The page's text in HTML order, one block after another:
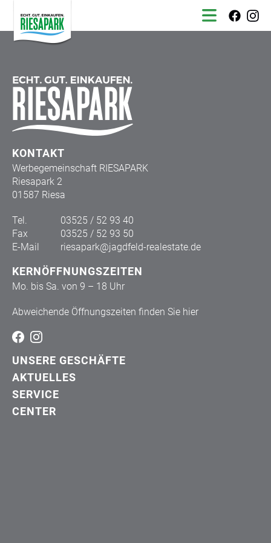
KONTAKT
Werbegemeinschaft RIESAPARK
Riesapark 2
01587 Riesa
Tel.
03525 / 52 93 40
Fax
03525 / 52 93 50
E-Mail
riesapark@jagdfeld-realestate.de
KERNÖFFNUNGSZEITEN
Mo. bis Sa. von 9 – 18 Uhr
Abweichende Öffnungszeiten finden Sie hier
UNSERE GESCHÄFTE
AKTUELLES
SERVICE
CENTER